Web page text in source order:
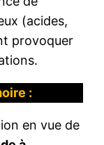
(acides,
provoquer
:
en vue de